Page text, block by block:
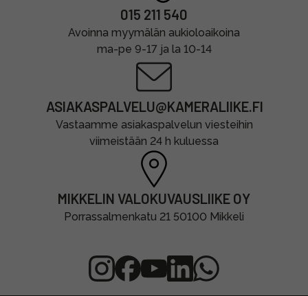
015 211 540
Avoinna myymälän aukioloaikoina
ma-pe 9-17 ja la 10-14
ASIAKASPALVELU@KAMERALIIKE.FI
Vastaamme asiakaspalvelun viesteihin
viimeistään 24 h kuluessa
MIKKELIN VALOKUVAUSLIIKE OY
Porrassalmenkatu 21 50100 Mikkeli